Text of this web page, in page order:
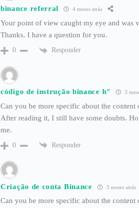
binance referral 4 meses atrás
Your point of view caught my eye and was
Thanks. I have a question for you.
0 Responder
código de instrução binance h" 3
Can you be more specific about the content
After reading it, I still have some doubts.
me.
0 Responder
Criação de conta Binance 3 meses atrás
Can you be more specific about the content